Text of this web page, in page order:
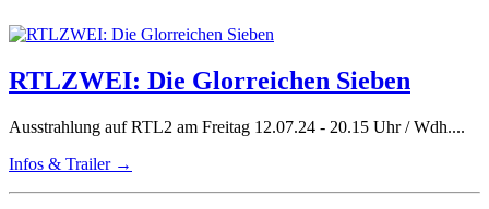
RTLZWEI: Die Glorreichen Sieben
Ausstrahlung auf RTL2 am Freitag 12.07.24 - 20.15 Uhr / Wdh....
Infos & Trailer →